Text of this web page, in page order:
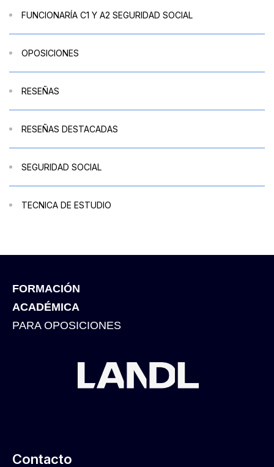
FUNCIONARÍA C1 Y A2 SEGURIDAD SOCIAL
OPOSICIONES
RESEÑAS
RESEÑAS DESTACADAS
SEGURIDAD SOCIAL
TECNICA DE ESTUDIO
FORMACIÓN
ACADÉMICA
PARA OPOSICIONES
Contacto